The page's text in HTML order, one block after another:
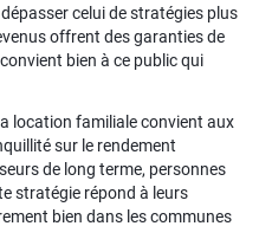
celui de stratégies plus
offrent des garanties de
bien à ce public qui
location familiale convient aux
sur le rendement
de long terme, personnes
stratégie répond à leurs
bien dans les communes